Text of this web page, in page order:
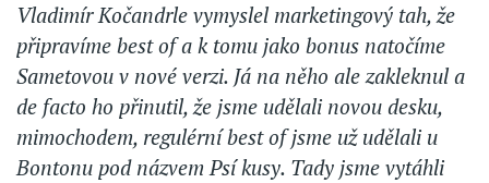
Vladimír Kočandrle vymyslel marketingový tah, že
připravíme best of a k tomu jako bonus natočíme
Sametovou v nové verzi. Já na něho ale zakleknul a
de facto ho přinutil, že jsme udělali novou desku,
mimochodem, regulérní best of jsme už udělali u
Bontonu pod názvem Psí kusy. Tady jsme vytáhli